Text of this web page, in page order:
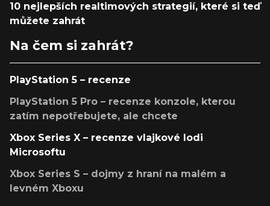
10 nejlepších realtimových strategií, které si teď
můžete zahrát
Na čem si zahrát?
PlayStation 5 – recenze
PlayStation 5 Pro – recenze konzole, kterou
zatím nepotřebujete, ale chcete
Xbox Series X – recenze vlajkové lodi
Microsoftu
Xbox Series S – dojmy z hraní na malém a
levném Xboxu